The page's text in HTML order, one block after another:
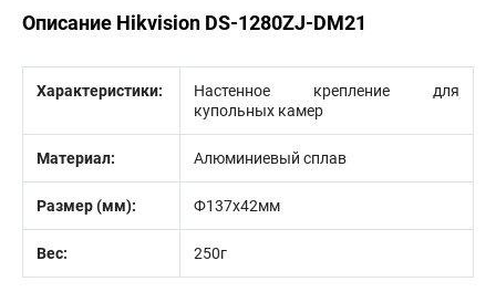
Описание Hikvision DS-1280ZJ-DM21
Характеристики:
Настенное крепление для
купольных камер
Материал: Алюминиевый сплав
Размер (мм): Ф137х42мм
Вес: 250г